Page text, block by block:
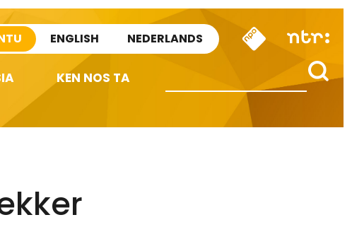
ENGLISH NEDERLANDS
KEN NOS TA